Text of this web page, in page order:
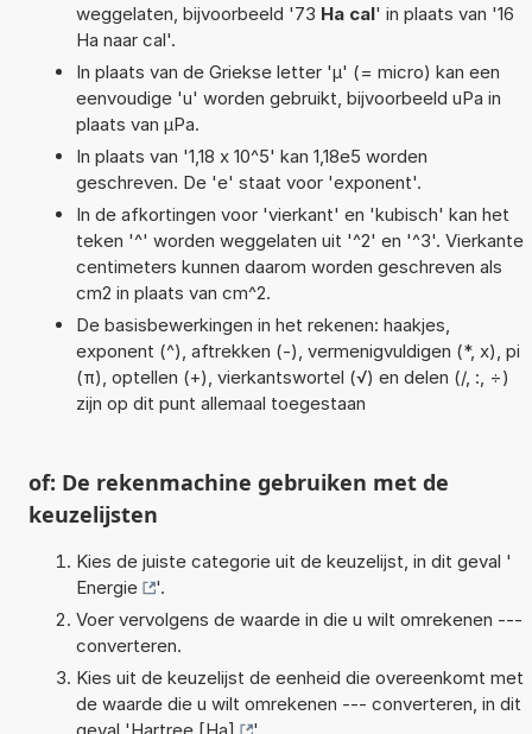
weggelaten, bijvoorbeeld '73 Ha cal' in plaats van '16
Ha naar cal'.
In plaats van de Griekse letter 'µ' (= micro) kan een
eenvoudige 'u' worden gebruikt, bijvoorbeeld uPa in
plaats van µPa.
In plaats van '1,18 x 10^5' kan 1,18e5 worden
geschreven. De 'e' staat voor 'exponent'.
In de afkortingen voor 'vierkant' en 'kubisch' kan het
teken '^' worden weggelaten uit '^2' en '^3'. Vierkante
centimeters kunnen daarom worden geschreven als
cm2 in plaats van cm^2.
De basisbewerkingen in het rekenen: haakjes,
exponent (^), aftrekken (-), vermenigvuldigen (*, x), pi
(π), optellen (+), vierkantswortel (√) en delen (/, :, ÷)
zijn op dit punt allemaal toegestaan
of: De rekenmachine gebruiken met de
keuzelijsten
Kies de juiste categorie uit de keuzelijst, in dit geval '
Energie
'.
Voer vervolgens de waarde in die u wilt omrekenen ---
converteren.
Kies uit de keuzelijst de eenheid die overeenkomt met
de waarde die u wilt omrekenen --- converteren, in dit
geval 'Hartree [Ha]
'.